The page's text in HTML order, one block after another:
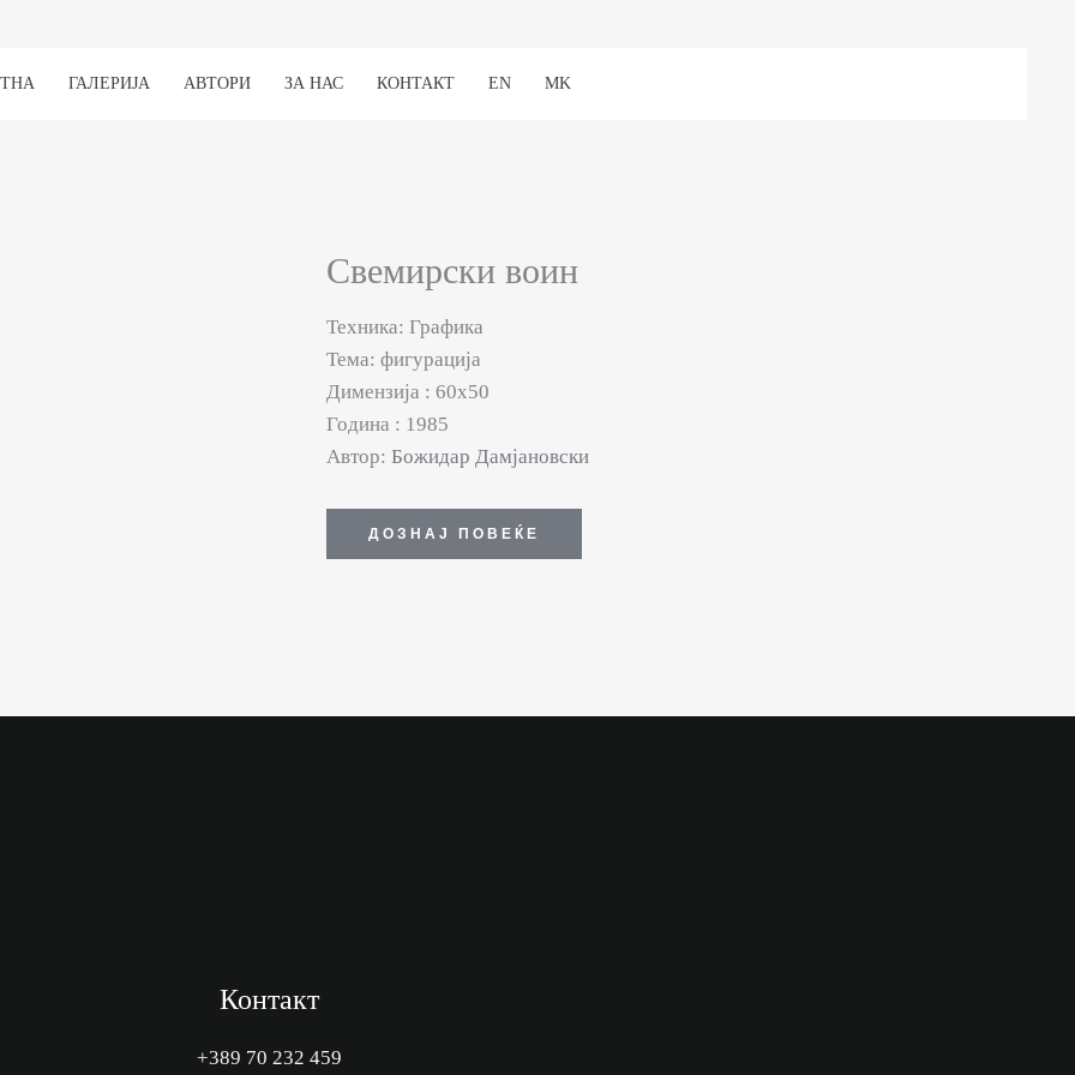
ГАЛЕРИЈА АВТОРИ ЗА НАС КОНТАКТ EN MK
Свемирски воин
Техника: Графика
Тема: фигурација
Димензија : 60х50
Година : 1985
Автор: Божидар Дамјановски
ДОЗНАЈ ПОВЕЌЕ
Контакт
+389 70 232 459